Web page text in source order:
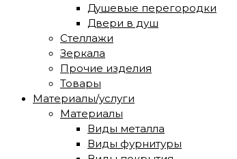
Душевые перегородки
Двери в душ
Стеллажи
Зеркала
Прочие изделия
Товары
Материалы/услуги
Материалы
Виды металла
Виды фурнитуры